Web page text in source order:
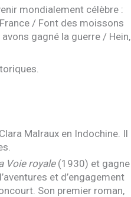
mondialement célèbre :
/ Font des moissons
gagné la guerre / Hein,
Malraux en Indochine. Il
Voie royale(1930) et gagne
et d’engagement
Son premier roman,